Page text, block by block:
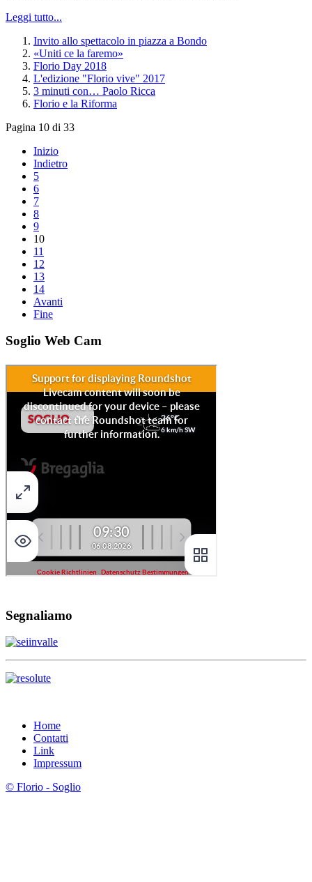
Leggi tutto...
Invito allo spettacolo in piazza a Bondo
«Uniti ce la faremo»
Florio Day 2018
L'edizione "Florio vive" 2017
3 minuti con… Paolo Ricca
Florio e la Riforma
Pagina 10 di 33
Inizio
Indietro
5
6
7
8
9
10
11
12
13
14
Avanti
Fine
Soglio Web Cam
Segnaliamo
Home
Contatti
Link
Impressum
© Florio - Soglio